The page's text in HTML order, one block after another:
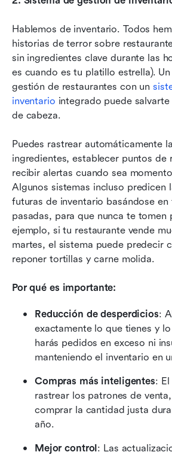
Hablemos de inventario. Todos
historias de terror sobre
sin ingredientes clave durante las
es cuando es tu platillo estrella).
gestión de restaurantes con un
inventario integrado puede
de cabeza.
Puedes rastrear automáticamente
ingredientes, establecer puntos de
recibir alertas cuando sea
Algunos sistemas incluso predicen
futuras de inventario basándose en
pasadas, para que nunca te tomen
ejemplo, si tu restaurante vende
martes, el sistema puede predecir
reponer tortillas y carne molida.
Por qué es importante:
Reducción de desperdicios:
exactamente lo que tienes y
harás pedidos en exceso ni
manteniendo el inventario en
Compras más inteligentes:
rastrear los patrones de
comprar la cantidad justa
año.
Mejor control : Las